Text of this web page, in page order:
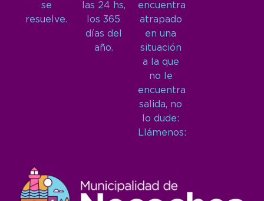
se
resuelve.
las 24 hs,
los 365
días del
año.
encuentra
atrapado
en una
situación
a la que
no le
encuentra
salida, no
lo dude:
Llámenos: